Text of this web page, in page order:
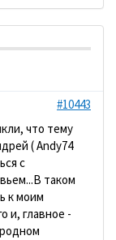
#10443
что тему
( Andy74
с
таком
к моим
и, главное -